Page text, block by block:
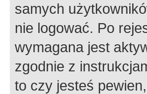
samych
nie logować. Po
wymagana jest
zgodnie z
to czy jesteś